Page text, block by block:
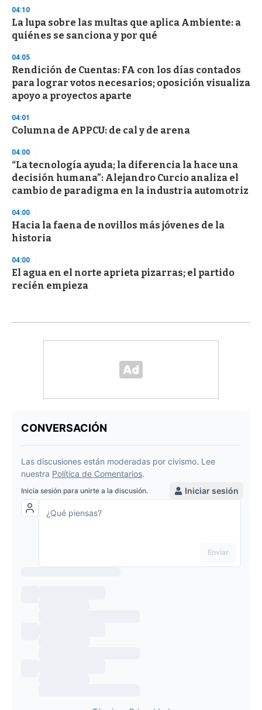
d
s
04:10
La lupa sobre las multas que aplica Ambiente: a
quiénes se sanciona y por qué
04:05
Rendición de Cuentas: FA con los días contados
para lograr votos necesarios; oposición visualiza
apoyo a proyectos aparte
04:01
Columna de APPCU: de cal y de arena
04:00
“La tecnología ayuda; la diferencia la hace una
decisión humana”: Alejandro Curcio analiza el
cambio de paradigma en la industria automotriz
04:00
Hacia la faena de novillos más jóvenes de la
historia
04:00
El agua en el norte aprieta pizarras; el partido
recién empieza